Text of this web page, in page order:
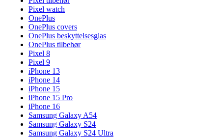
Pixel watch
OnePlus
OnePlus covers
OnePlus beskyttelsesglas
OnePlus tilbehør
Pixel 8
Pixel 9
iPhone 13
iPhone 14
iPhone 15
iPhone 15 Pro
iPhone 16
Samsung Galaxy A54
Samsung Galaxy S24
Samsung Galaxy S24 Ultra